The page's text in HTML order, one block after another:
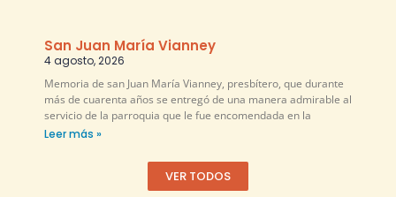
San Juan María Vianney
4 agosto, 2026
Memoria de san Juan María Vianney, presbítero, que durante
más de cuarenta años se entregó de una manera admirable al
servicio de la parroquia que le fue encomendada en la
Leer más »
VER TODOS